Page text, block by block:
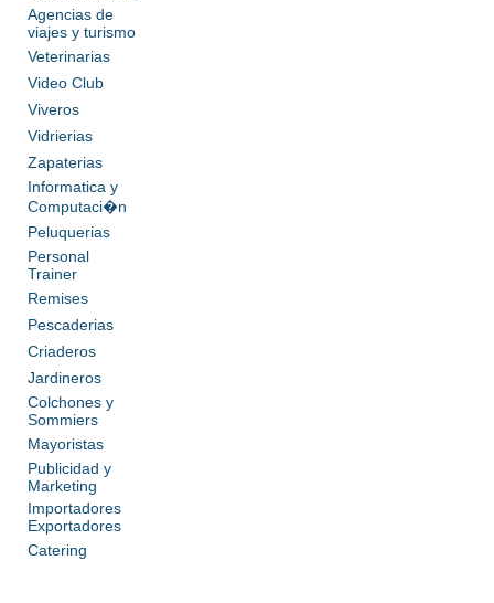
Agencias de
viajes y turismo
Veterinarias
Video Club
Viveros
Vidrierias
Zapaterias
Informatica y
Computaci�n
Peluquerias
Personal
Trainer
Remises
Pescaderias
Criaderos
Jardineros
Colchones y
Sommiers
Mayoristas
Publicidad y
Marketing
Importadores
Exportadores
Catering